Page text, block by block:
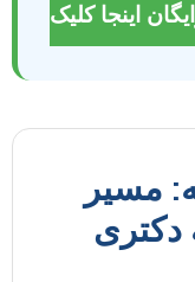
اینجا کلیک
مسیر
دکتری